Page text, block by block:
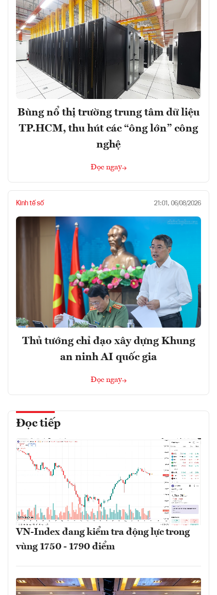
Bùng nổ thị trường trung tâm dữ liệu
TP.HCM, thu hút các “ông lớn” công
nghệ
Đọc ngay
Kinh tế số 21:01, 06/08/2026
Thủ tướng chỉ đạo xây dựng Khung
an ninh AI quốc gia
Đọc ngay
Đọc tiếp
VN-Index đang kiểm tra động lực trong
vùng 1750 - 1790 điểm